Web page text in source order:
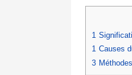
1
1 Causes
3